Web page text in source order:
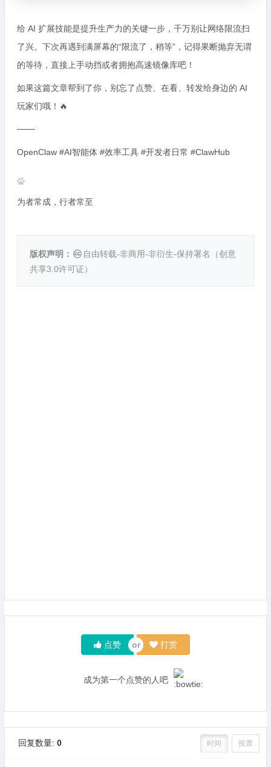
给 AI 扩展技能是提升生产力的关键一步，千万别让网络限流扫
了兴。下次再遇到满屏幕的“限流了，稍等”，记得果断抛弃无谓
的等待，直接上手动挡或者拥抱高速镜像库吧！
如果这篇文章帮到了你，别忘了点赞、在看、转发给身边的 AI
玩家们哦！🔥
───
OpenClaw #AI智能体 #效率工具 #开发者日常 #ClawHub
为者常成，行者常至
版权声明： 自由转载-非商用-非衍生-保持署名（创意
共享3.0许可证）
点赞 打赏
成为第一个点赞的人吧
回复数量: 0 时间 投票